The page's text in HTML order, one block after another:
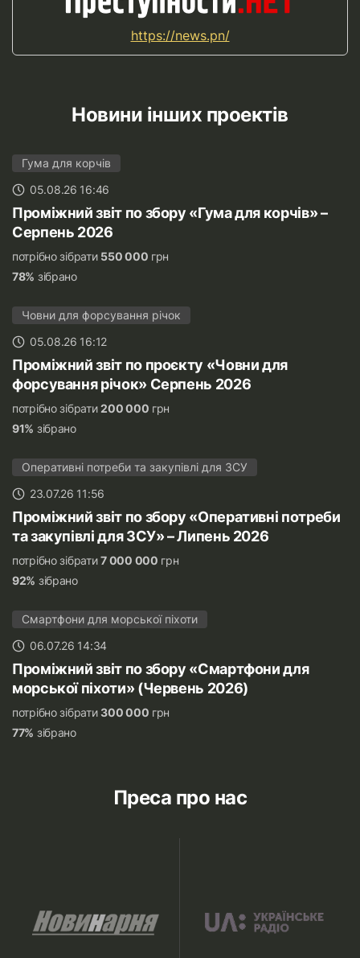
https://news.pn/
Новини інших проектів
Гума для корчів
05.08.26 16:46
Проміжний звіт по збору «Гума для корчів» –
Серпень 2026
потрібно зібрати 550 000 грн
78% зібрано
Човни для форсування річок
05.08.26 16:12
Проміжний звіт по проєкту «Човни для
форсування річок» Серпень 2026
потрібно зібрати200 000 грн
91% зібрано
Оперативні потреби та закупівлі для ЗСУ
23.07.26 11:56
Проміжний звіт по збору «Оперативні потреби
та закупівлі для ЗСУ» – Липень 2026
потрібно зібрати7 000 000 грн
92% зібрано
Смартфони для морської піхоти
06.07.26 14:34
Проміжний звіт по збору «Смартфони для
морської піхоти» (Червень 2026)
потрібно зібрати300 000 грн
77% зібрано
Преса про нас